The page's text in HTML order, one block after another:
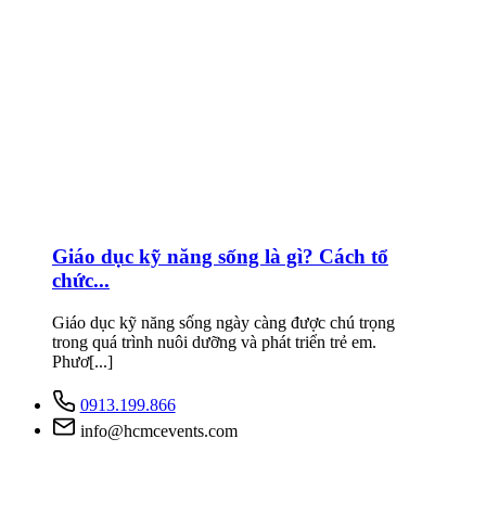
Giáo dục kỹ năng sống là gì? Cách tổ
chức...
Giáo dục kỹ năng sống ngày càng được chú trọng
trong quá trình nuôi dưỡng và phát triển trẻ em.
Phươ[...]
0913.199.866
info@hcmcevents.com